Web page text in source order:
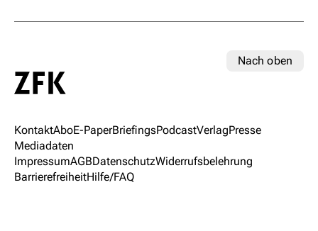
Nach oben
KontaktAboE-PaperBriefingsPodcastVerlagPresse
Mediadaten
ImpressumAGBDatenschutzWiderrufsbelehrung
BarrierefreiheitHilfe/FAQ